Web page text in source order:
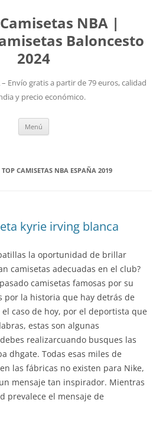
NBA |
Baloncesto
2024
Envío gratis a partir de 79 euros, calidad
y precio económico.
Menú
TOP CAMISETAS NBA ESPAÑA 2019
kyrie irving blanca
la oportunidad de brillar
camisetas adecuadas en el club?
camisetas famosas por su
por la historia que hay detrás de
caso de hoy, por el deportista que
estas son algunas
realizarcuando busques las
dhgate. Todas esas miles de
las fábricas no existen para Nike,
mensaje tan inspirador. Mientras
prevalece el mensaje de